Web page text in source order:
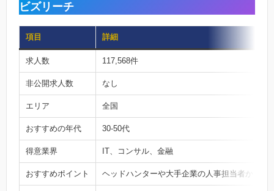
ビズリーチ
項目 詳細
求人数 117,568件
非公開求人数 なし
エリア 全国
おすすめの年代 30-50代
得意業界 IT、コンサル、金融
おすすめポイント ヘッドハンターや大手企業の人事担当者から直